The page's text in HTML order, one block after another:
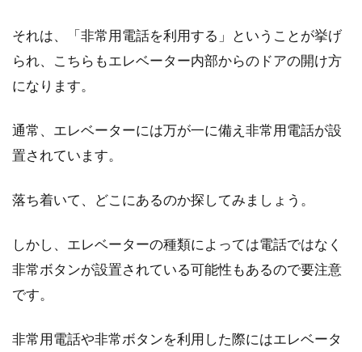
骨造の住宅を建てる方が増えていると言われて
います。...
木造の新築一戸建て！窓の大きさで
最近では鉄骨造や鉄筋コンクリート造の住宅が
固定はヒビが入りやすい？
それは、「非常用電話を利用する」ということが挙げ
られ、こちらもエレベーター内部からのドアの開け方
になります。
通常、エレベーターには万が一に備え非常用電話が設
置されています。
落ち着いて、どこにあるのか探してみましょう。
しかし、エレベーターの種類によっては電話ではなく
非常ボタンが設置されている可能性もあるので要注意
です。
非常用電話や非常ボタンを利用した際にはエレベータ